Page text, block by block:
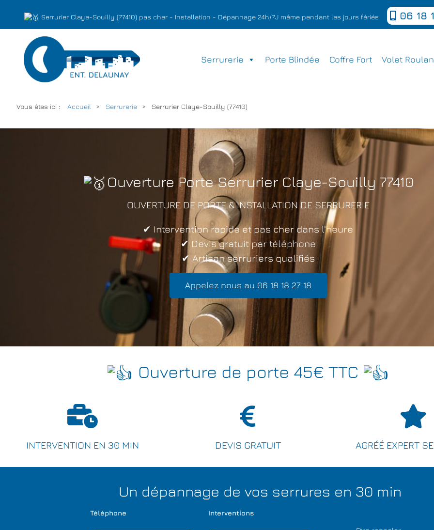
Serrurier Claye-Souilly (77410) pas cher - Installation - Dépannage 24h/7J même pendant les jours fériés 06 18
Serrurerie Porte Blindée Coffre Fort Volet
Vous êtes ici : Accueil Serrurerie Serrurier Claye-Souilly (77410)
Ouverture Porte Serrurier Claye-Souilly 77410
OUVERTURE DE PORTE & INSTALLATION DE SERRURERIE
✔ Intervention rapide et pas cher dans l'heure
✔ Devis gratuit par téléphone
✔ Artisan serruriers qualifiés
Appelez nous au 06 18 18 27 18
Ouverture de porte 45€ TTC
INTERVENTION EN 30 MIN DEVIS GRATUIT AGRÉÉ EXPERT
Un dépannage de vos serrures en 30 min
Téléphone Interventions